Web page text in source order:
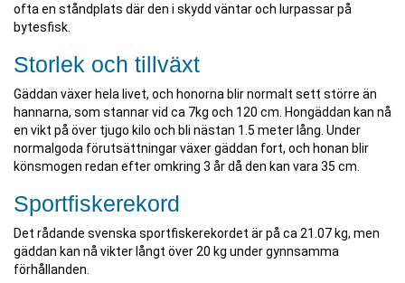
ofta en ståndplats där den i skydd väntar och lurpassar på
bytesfisk.
Storlek och tillväxt
Gäddan växer hela livet, och honorna blir normalt sett större än
hannarna, som stannar vid ca 7kg och 120 cm. Hongäddan kan nå
en vikt på över tjugo kilo och bli nästan 1.5 meter lång. Under
normalgoda förutsättningar växer gäddan fort, och honan blir
könsmogen redan efter omkring 3 år då den kan vara 35 cm.
Sportfiskerekord
Det rådande svenska sportfiskerekordet är på ca 21.07 kg, men
gäddan kan nå vikter långt över 20 kg under gynnsamma
förhållanden.